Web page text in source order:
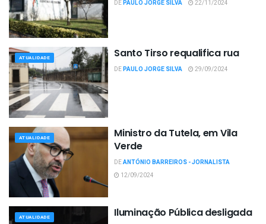
DEPAULO JORGE SILVA 22/11/2024
ATUALIDADE Santo Tirso requalifica rua
DEPAULO JORGE SILVA 29/09/2024
ATUALIDADE
Ministro da Tutela, em Vila
Verde
DEANTÓNIO BARREIROS - JORNALISTA
12/09/2024
ATUALIDADE Iluminação Pública desligada